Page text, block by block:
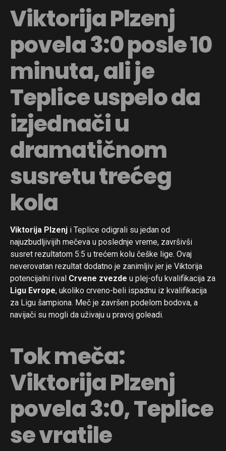
Viktorija Plzenj
povela 3:0 posle 10
minuta, ali je
Teplice uspelo da
izjednači u
dramatičnom
susretu trećeg
kola
Viktorija Plzenj i Teplice odigrali su jedan od
najuzbudljivijih mečeva u poslednje vreme, završivši
susret rezultatom 5:5 u trećem kolu češke lige. Ovaj
neverovatan rezultat dodatno je zanimljiv jer je Viktorija
potencijalni rival Crvene zvezde u plej-ofu kvalifikacija za
Ligu Evrope, ukoliko crveno-beli ispadnu iz kvalifikacija
za Ligu šampiona. Meč je završen podelom bodova, a
navijači su mogli da uživaju u pravoj goleadi.
Tok meča:
Viktorija Plzenj
povela 3:0, Teplice
se vratile